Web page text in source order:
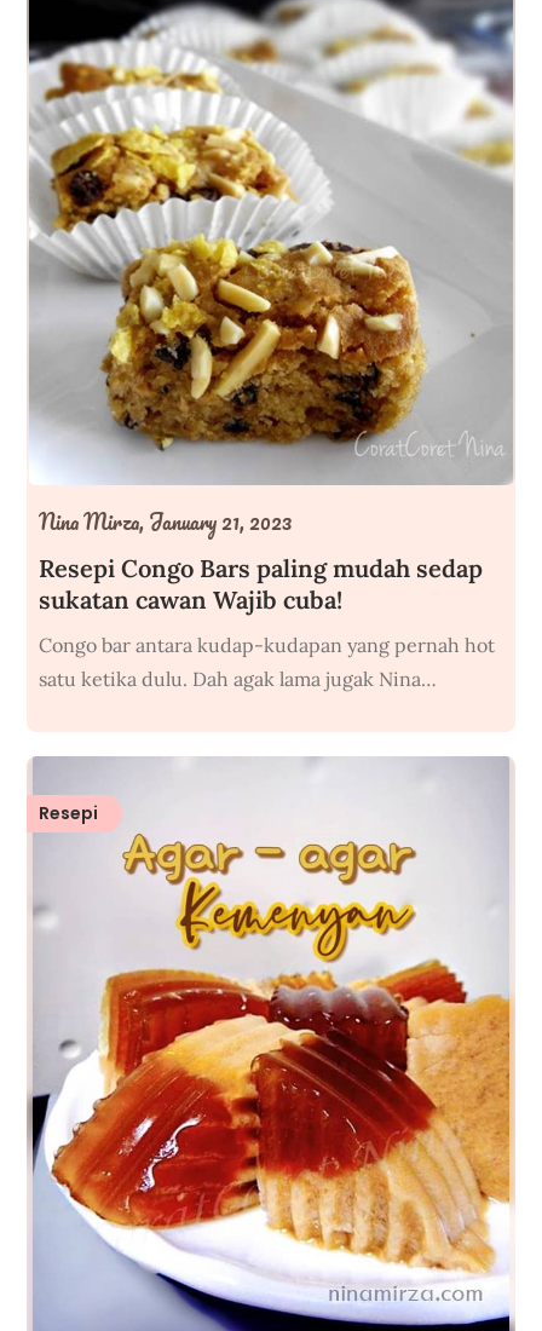
Resepi Congo Bars paling mudah sedap
sukatan cawan Wajib cuba!
Nina Mirza, January 21, 2023
Congo bar antara kudap-kudapan yang pernah hot
satu ketika dulu. Dah agak lama jugak Nina…
Resepi